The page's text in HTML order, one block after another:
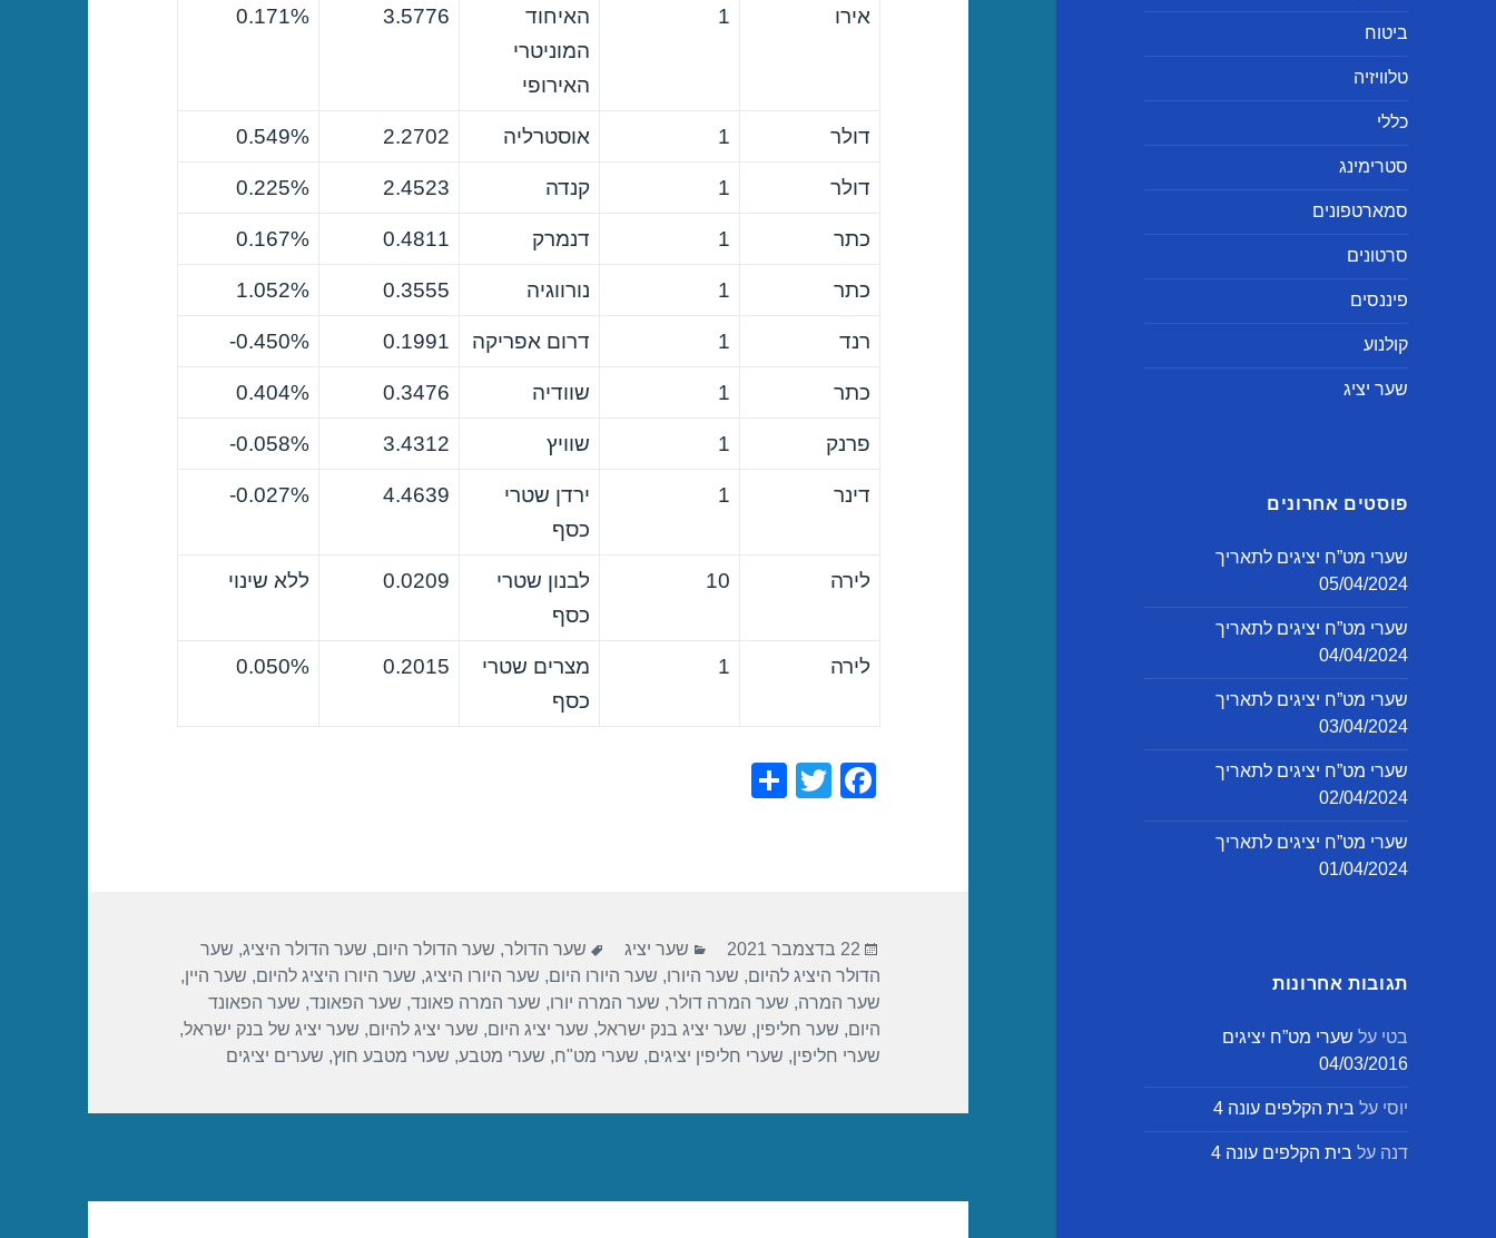
ביטוח
טלוויזיה
כללי
סטרימינג
סמארטפונים
סרטונים
פיננסים
קולנוע
שער יציג
פוסטים אחרונים
שערי מט”ח יציגים לתאריך
05/04/2024
שערי מט”ח יציגים לתאריך
04/04/2024
שערי מט”ח יציגים לתאריך
03/04/2024
שערי מט”ח יציגים לתאריך
02/04/2024
שערי מט”ח יציגים לתאריך
01/04/2024
תגובות אחרונות
בטי על שערי מט”ח יציגים
04/03/2016
יוסי על בית הקלפים עונה 4
דנה על בית הקלפים עונה 4
אירו 1
האיחוד
המוניטרי
האירופי
3.5776
0.171%
דולר 1 אוסטרליה 2.2702
0.549%
דולר 1 קנדה 2.4523
0.225%
כתר 1 דנמרק 0.4811
0.167%
כתר 1 נורווגיה 0.3555
1.052%
רנד 1 דרום אפריקה 0.1991
0.450%-
כתר 1 שוודיה 0.3476
0.404%
פרנק 1 שוויץ 3.4312
0.058%-
דינר 1
ירדן שטרי
כסף
4.4639
0.027%-
לירה 10
לבנון שטרי
כסף
0.0209 ללא שינוי
לירה 1
מצרים שטרי
כסף
0.2015
0.050%
F
o
o
k
T
פורסם
בתאריך
22 בדצמבר 2021 קטגוריות
שער יציג תגיות
שער הדולר, שער הדולר היום, שער הדולר היציג, שער
הדולר היציג להיום, שער היורו, שער היורו היום, שער היורו היציג, שער היורו היציג להיום, שער היין,
שער המרה, שער המרה דולר, שער המרה יורו, שער המרה פאונד, שער הפאונד, שער הפאונד
היום, שער חליפין, שער יציג בנק ישראל, שער יציג היום, שער יציג להיום, שער יציג של בנק ישראל,
שערי חליפין, שערי חליפין יציגים, שערי מט"ח, שערי מטבע, שערי מטבע חוץ, שערים יציגים